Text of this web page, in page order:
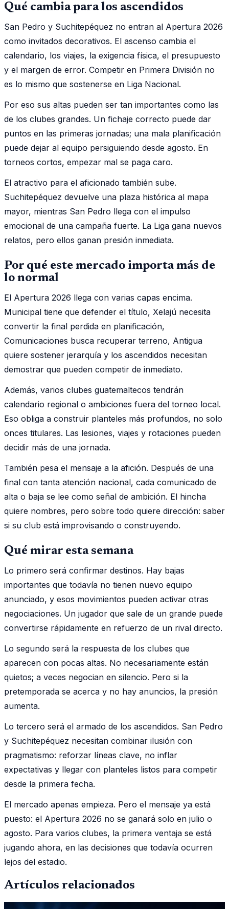
Qué cambia para los ascendidos
San Pedro y Suchitepéquez no entran al Apertura 2026
como invitados decorativos. El ascenso cambia el
calendario, los viajes, la exigencia física, el presupuesto
y el margen de error. Competir en Primera División no
es lo mismo que sostenerse en Liga Nacional.
Por eso sus altas pueden ser tan importantes como las
de los clubes grandes. Un fichaje correcto puede dar
puntos en las primeras jornadas; una mala planificación
puede dejar al equipo persiguiendo desde agosto. En
torneos cortos, empezar mal se paga caro.
El atractivo para el aficionado también sube.
Suchitepéquez devuelve una plaza histórica al mapa
mayor, mientras San Pedro llega con el impulso
emocional de una campaña fuerte. La Liga gana nuevos
relatos, pero ellos ganan presión inmediata.
Por qué este mercado importa más de
lo normal
El Apertura 2026 llega con varias capas encima.
Municipal tiene que defender el título, Xelajú necesita
convertir la final perdida en planificación,
Comunicaciones busca recuperar terreno, Antigua
quiere sostener jerarquía y los ascendidos necesitan
demostrar que pueden competir de inmediato.
Además, varios clubes guatemaltecos tendrán
calendario regional o ambiciones fuera del torneo local.
Eso obliga a construir planteles más profundos, no solo
onces titulares. Las lesiones, viajes y rotaciones pueden
decidir más de una jornada.
También pesa el mensaje a la afición. Después de una
final con tanta atención nacional, cada comunicado de
alta o baja se lee como señal de ambición. El hincha
quiere nombres, pero sobre todo quiere dirección: saber
si su club está improvisando o construyendo.
Qué mirar esta semana
Lo primero será confirmar destinos. Hay bajas
importantes que todavía no tienen nuevo equipo
anunciado, y esos movimientos pueden activar otras
negociaciones. Un jugador que sale de un grande puede
convertirse rápidamente en refuerzo de un rival directo.
Lo segundo será la respuesta de los clubes que
aparecen con pocas altas. No necesariamente están
quietos; a veces negocian en silencio. Pero si la
pretemporada se acerca y no hay anuncios, la presión
aumenta.
Lo tercero será el armado de los ascendidos. San Pedro
y Suchitepéquez necesitan combinar ilusión con
pragmatismo: reforzar líneas clave, no inflar
expectativas y llegar con planteles listos para competir
desde la primera fecha.
El mercado apenas empieza. Pero el mensaje ya está
puesto: el Apertura 2026 no se ganará solo en julio o
agosto. Para varios clubes, la primera ventaja se está
jugando ahora, en las decisiones que todavía ocurren
lejos del estadio.
Artículos relacionados